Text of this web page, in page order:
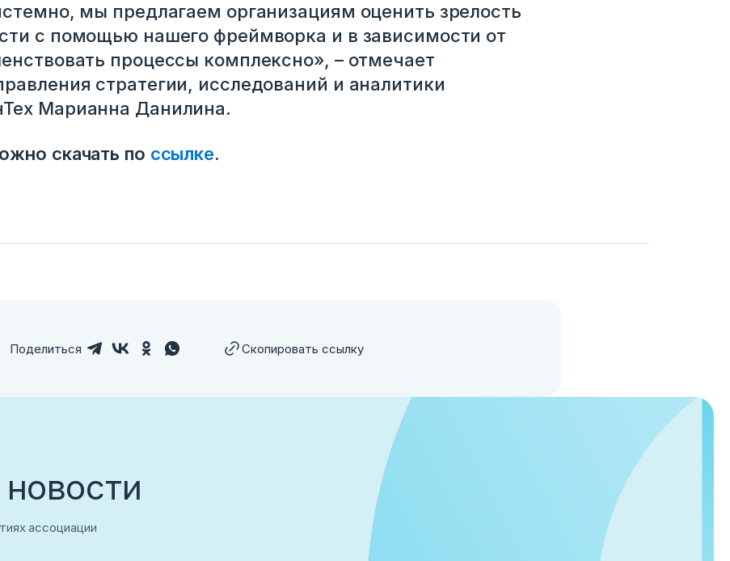
мы предлагаем организациям оценить зрелость
с помощью нашего фреймворка и в зависимости от
процессы комплексно», – отмечает
стратегии, исследований и аналитики
Марианна Данилина.
скачать по ссылке.
Поделиться Скопировать ссылку
ассоциации